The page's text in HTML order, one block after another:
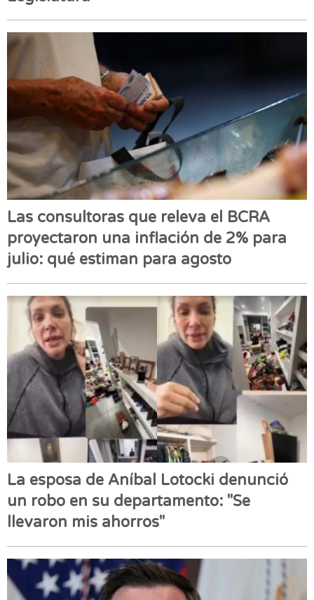
Las consultoras que releva el BCRA
proyectaron una inflación de 2% para
julio: qué estiman para agosto
La esposa de Aníbal Lotocki denunció
un robo en su departamento: "Se
llevaron mis ahorros"